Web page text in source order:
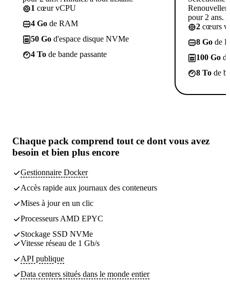
1 cœur vCPU
4 Go de RAM
50 Go d'espace disque NVMe
4 To de bande passante
pour 2 ans.
2 cœurs
8 Go de
100 Go
8 To de
Chaque pack comprend tout ce dont vous avez
besoin et bien plus encore
Gestionnaire Docker
Accès rapide aux journaux des conteneurs
Mises à jour en un clic
Processeurs AMD EPYC
Stockage SSD NVMe
Vitesse réseau de 1 Gb/s
API publique
Data centers situés dans le monde entier